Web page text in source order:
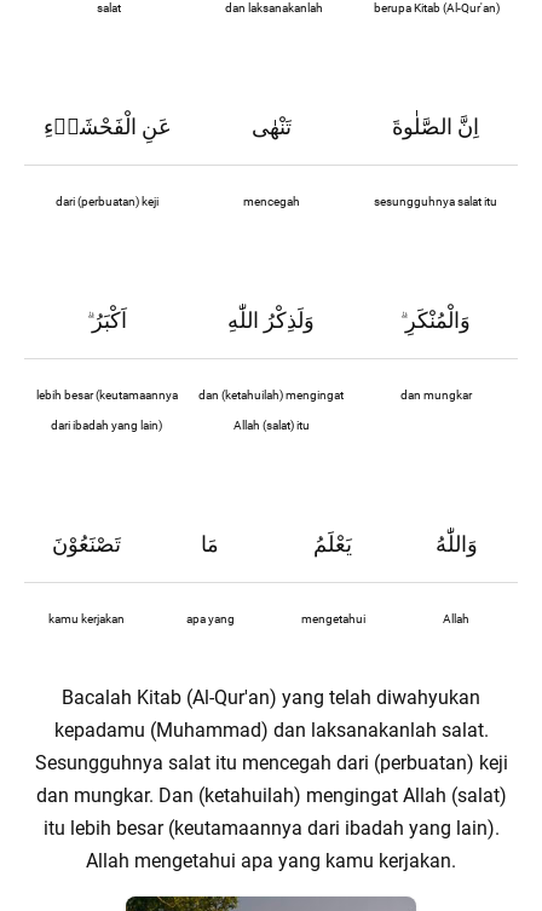
salat dan laksanakanlah berupa Kitab (Al-Qur'an)
عَنِ الْفَحْشَاۤءِ تَنْهٰى اِنَّ الصَّلٰوةَ
dari (perbuatan) keji mencegah sesungguhnya salat itu
ۗاَكْبَرُ وَلَذِكْرُ اللّٰهِ ۗوَالْمُنْكَرِ
lebih besar (keutamaannya
dari ibadah yang lain)
dan (ketahuilah) mengingat
Allah (salat) itu
dan mungkar
تَصْنَعُوْنَ مَا يَعْلَمُ وَاللّٰهُ
kamu kerjakan apa yang mengetahui Allah
Bacalah Kitab (Al-Qur'an) yang telah diwahyukan
kepadamu (Muhammad) dan laksanakanlah salat.
Sesungguhnya salat itu mencegah dari (perbuatan) keji
dan mungkar. Dan (ketahuilah) mengingat Allah (salat)
itu lebih besar (keutamaannya dari ibadah yang lain).
Allah mengetahui apa yang kamu kerjakan.